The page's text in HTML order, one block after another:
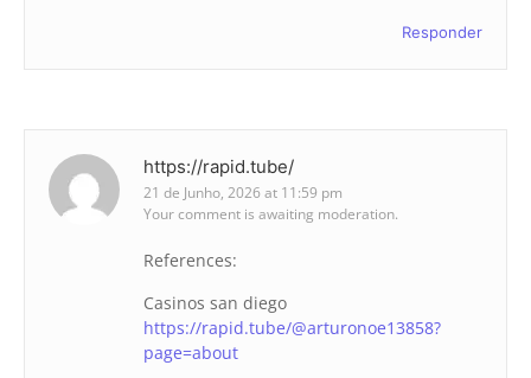
Responder
https://rapid.tube/
21 de Junho, 2026 at 11:59 pm
Your comment is awaiting moderation.
References:
Casinos san diego
https://rapid.tube/@arturonoe13858?
page=about